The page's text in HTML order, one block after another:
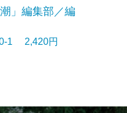
」編集部／編
1 2,420円